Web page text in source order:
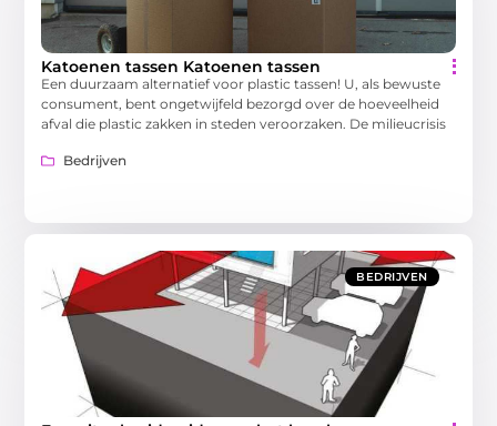
Katoenen tassen Katoenen tassen
Een duurzaam alternatief voor plastic tassen! U, als bewuste
consument, bent ongetwijfeld bezorgd over de hoeveelheid
afval die plastic zakken in steden veroorzaken. De milieucrisis
Bedrijven
BEDRIJVEN